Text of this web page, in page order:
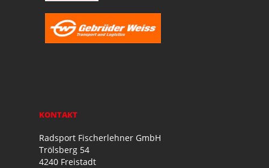
KONTAKT
Radsport Fischerlehner GmbH
Trölsberg 54
4240 Freistadt